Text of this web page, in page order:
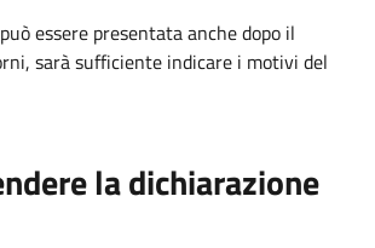
essere presentata anche dopo il
sarà sufficiente indicare i motivi del
la dichiarazione